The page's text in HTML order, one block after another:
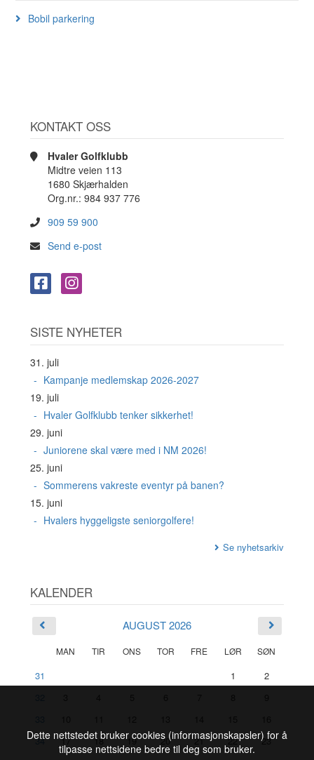
Bobil parkering
KONTAKT OSS
Hvaler Golfklubb
Midtre veien 113
1680 Skjærhalden
Org.nr.: 984 937 776
909 59 900
Send e-post
SISTE NYHETER
31. juli
Kampanje medlemskap 2026-2027
19. juli
Hvaler Golfklubb tenker sikkerhet!
29. juni
Juniorene skal være med i NM 2026!
25. juni
Sommerens vakreste eventyr på banen?
15. juni
Hvalers hyggeligste seniorgolfere!
Se nyhetsarkiv
KALENDER
AUGUST 2026
MAN TIR ONS TOR FRE LØR SØN
31 1
2
34
17 18 19 20 21 22
23
Dette nettstedet bruker cookies (informasjonskapsler) for å
tilpasse nettsidene bedre til deg som bruker.